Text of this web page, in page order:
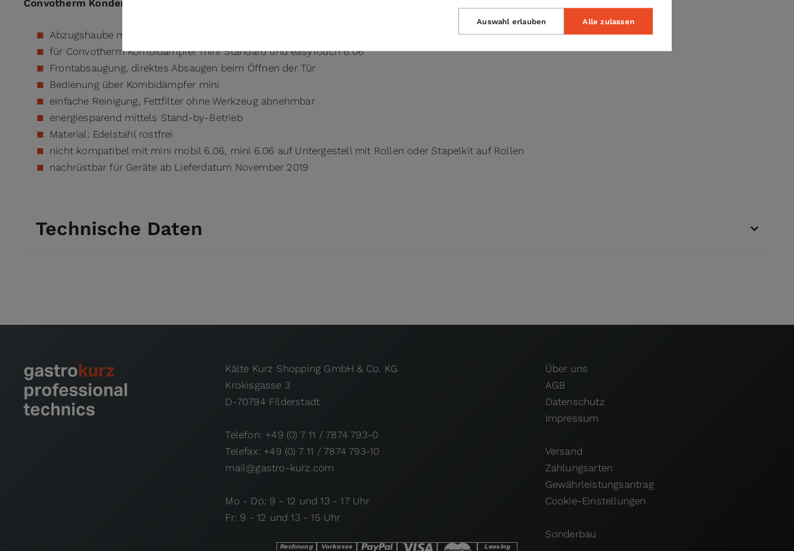
Convotherm Kondensationshaube mini 6.06 - black
Abzugshaube mit 2 Geschwindigkeiten
für Convotherm Kombidämpfer mini Standard und easyTouch 6.06
Frontabsaugung, direktes Absaugen beim Öffnen der Tür
Bedienung über Kombidämpfer mini
einfache Reinigung, Fettfilter ohne Werkzeug abnehmbar
energiesparend mittels Stand-by-Betrieb
Material: Edelstahl rostfrei
nicht kompatibel mit mini mobil 6.06, mini 6.06 auf Untergestell mit Rollen oder Stapelkit auf Rollen
nachrüstbar für Geräte ab Lieferdatum November 2019
Technische Daten
Kälte Kurz Shopping GmbH & Co. KG
Krokisgasse 3
D-70794 Filderstadt
Telefon: +49 (0) 7 11 / 7874 793-0
Telefax: +49 (0) 7 11 / 7874 793-10
mail@gastro-kurz.com
Mo - Do: 9 - 12 und 13 - 17 Uhr
Fr: 9 - 12 und 13 - 15 Uhr
Über uns
AGB
Datenschutz
Impressum
Versand
Zahlungsarten
Gewährleistungsantrag
Cookie-Einstellungen
Sonderbau
Rechnung Vorkasse Leasing
Auswahl erlauben Alle zulassen